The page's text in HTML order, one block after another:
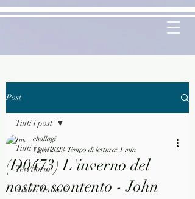
Post
Tutti i post
Territorio
Autori Italiani
Tutti i post
(D0473) L'inverno del
nostro scontento - John
challagi
7 gen 2023 Tempo di lettura: 1 min